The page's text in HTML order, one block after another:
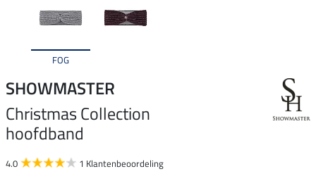
FOG
SHOWMASTER
Christmas Collection
hoofdband
4.0 1 Klantenbeoordeling